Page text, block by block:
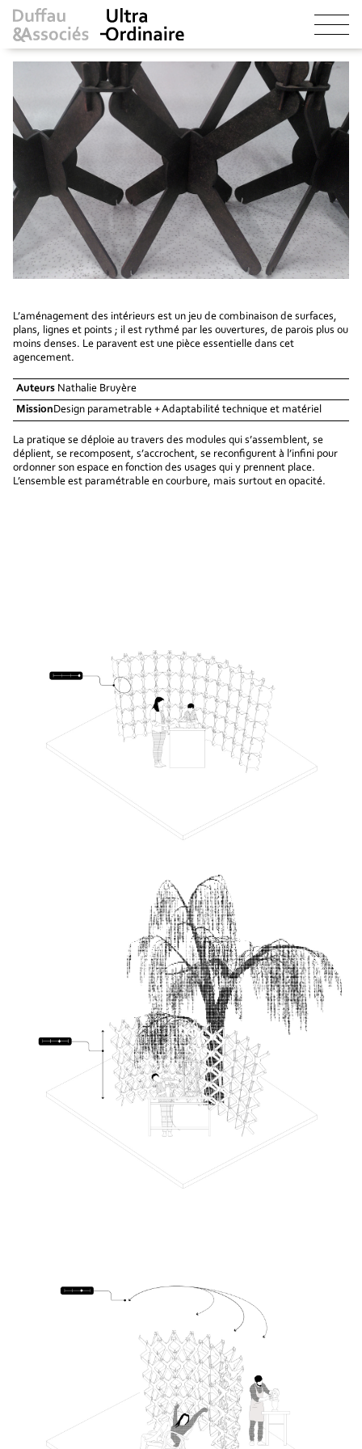
L’aménagement des intérieurs est un jeu de combinaison de surfaces,
plans, lignes et points ; il est rythmé par les ouvertures, de parois plus ou
moins denses. Le paravent est une pièce essentielle dans cet
agencement.
Auteurs Nathalie Bruyère
Mission​Design parametrable + Adaptabilité technique et matériel
La pratique se déploie au travers des modules qui s’assemblent, se
déplient, se recomposent, s’accrochent, se reconfigurent à l’infini pour
ordonner son espace en fonction des usages qui y prennent place.
L’ensemble est paramétrable en courbure, mais surtout en opacité.